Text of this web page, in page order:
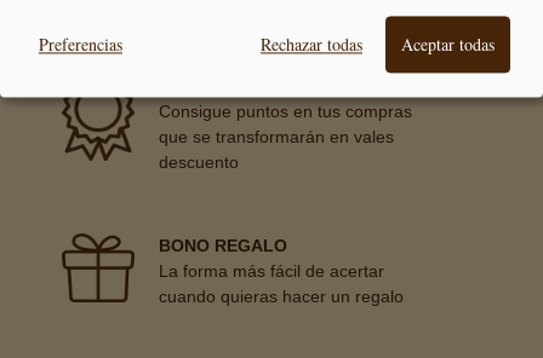
Consigue puntos en tus compras
que se transformarán en vales
descuento
BONO REGALO
La forma más fácil de acertar
cuando quieras hacer un regalo
Preferencias Rechazar todas Aceptar todas